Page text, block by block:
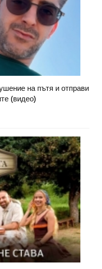
на пътя и отправи
(видео)